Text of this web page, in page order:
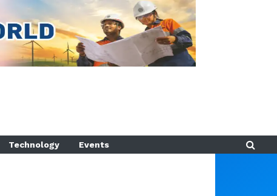
Technology Events